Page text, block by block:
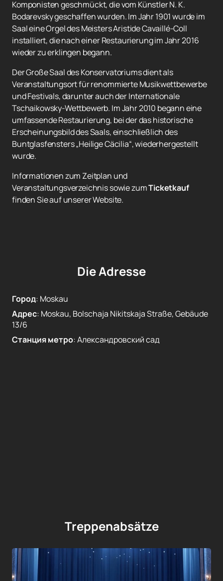
Komponisten geschmückt, die vom Künstler N. K.
Bodarevsky geschaffen wurden. Im Jahr 1901 wurde im
Saal eine Orgel des Meisters Aristide Cavaillé-Coll
installiert, die nach einer Restaurierung im Jahr 2016
wieder zu erklingen begann.
Der Große Saal des Konservatoriums dient als
Veranstaltungsort für renommierte Musikwettbewerbe
und Festivals, darunter auch der Internationale
Tschaikowsky-Wettbewerb. Im Jahr 2010 begann eine
umfassende Restaurierung, bei der das historische
Erscheinungsbild des Saals, einschließlich des
Buntglasfensters „Heilige Cäcilia“, wiederhergestellt
wurde.
Informationen zum Zeitplan und
Veranstaltungsverzeichnis sowie zumTicketkauf
finden Sie auf unserer Website.
Die Adresse
Город: Moskau
Адрес: Moskau, Bolschaja Nikitskaja Straße, Gebäude
13/6
Станция метро:Александровский сад
Treppenabsätze